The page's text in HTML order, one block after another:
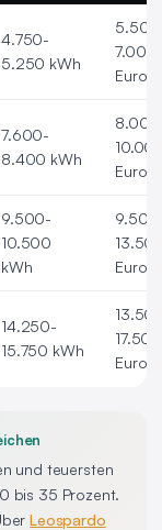
4.750-
5.250 kWh
7.000
Euro
7.600-
8.400 kWh
Euro
9.500-
10.500
kWh
Euro
14.250-
15.750 kWh
17.500
Euro
und teuersten
bis 35 Prozent.
Leospardo